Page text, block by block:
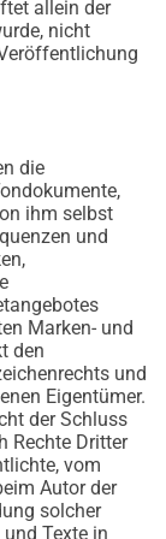
allein der
nicht
die
ihm selbst
und
Marken- und
den
und
Eigentümer.
der Schluss
Rechte Dritter
vom
Autor der
solcher
Texte in